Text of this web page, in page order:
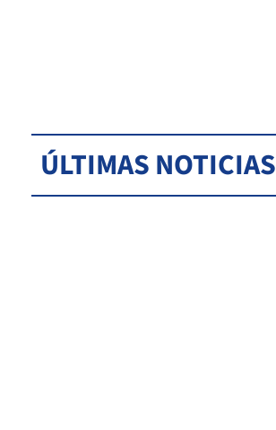
ÚLTIMAS NOTICIAS